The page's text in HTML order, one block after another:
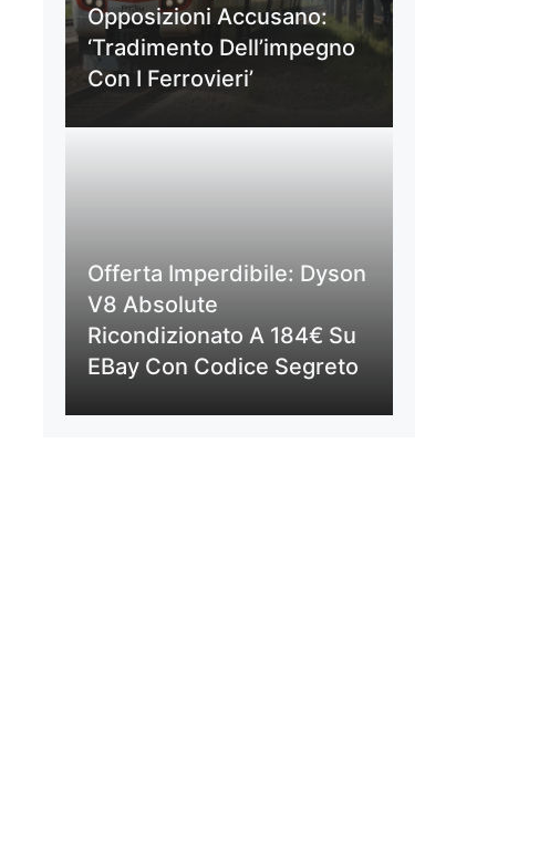
Opposizioni Accusano:
‘Tradimento Dell’impegno
Con I Ferrovieri’
Offerta Imperdibile: Dyson
V8 Absolute
Ricondizionato A 184€ Su
EBay Con Codice Segreto